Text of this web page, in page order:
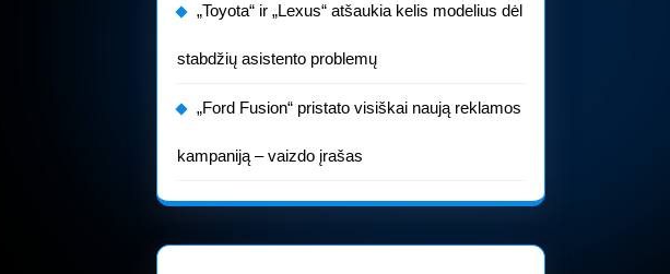
„Toyota“ ir „Lexus“ atšaukia kelis modelius dėl
stabdžių asistento problemų
„Ford Fusion“ pristato visiškai naują reklamos
kampaniją – vaizdo įrašas